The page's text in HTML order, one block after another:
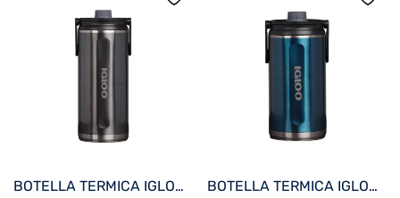
BOTELLA TERMICA IGLOO 2.4L NEGRO CARBONITE C/MANIJA 71101 BOTELLA TERMICA IGLOO 1.9L AZUL MODERNO C/MANIJA 71100